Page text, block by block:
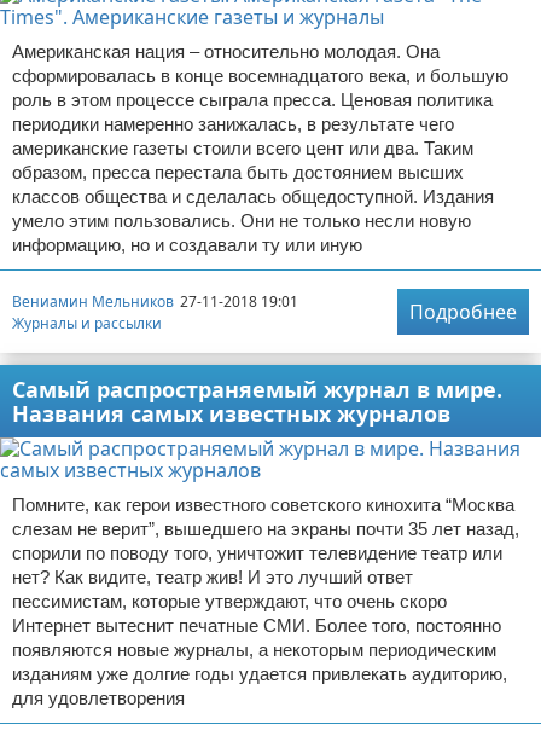
Американская нация – относительно молодая. Она
сформировалась в конце восемнадцатого века, и большую
роль в этом процессе сыграла пресса. Ценовая политика
периодики намеренно занижалась, в результате чего
американские газеты стоили всего цент или два. Таким
образом, пресса перестала быть достоянием высших
классов общества и сделалась общедоступной. Издания
умело этим пользовались. Они не только несли новую
информацию, но и создавали ту или иную
Вениамин Мельников 27-11-2018 19:01
Журналы и рассылки
Подробнее
Самый распространяемый журнал в мире.
Названия самых известных журналов
Помните, как герои известного советского кинохита “Москва
слезам не верит”, вышедшего на экраны почти 35 лет назад,
спорили по поводу того, уничтожит телевидение театр или
нет? Как видите, театр жив! И это лучший ответ
пессимистам, которые утверждают, что очень скоро
Интернет вытеснит печатные СМИ. Более того, постоянно
появляются новые журналы, а некоторым периодическим
изданиям уже долгие годы удается привлекать аудиторию,
для удовлетворения